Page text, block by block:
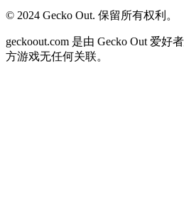
© 2024 Gecko Out. 保留所有权利。
geckoout.com 是由 Gecko Out 爱好
方游戏无任何关联。